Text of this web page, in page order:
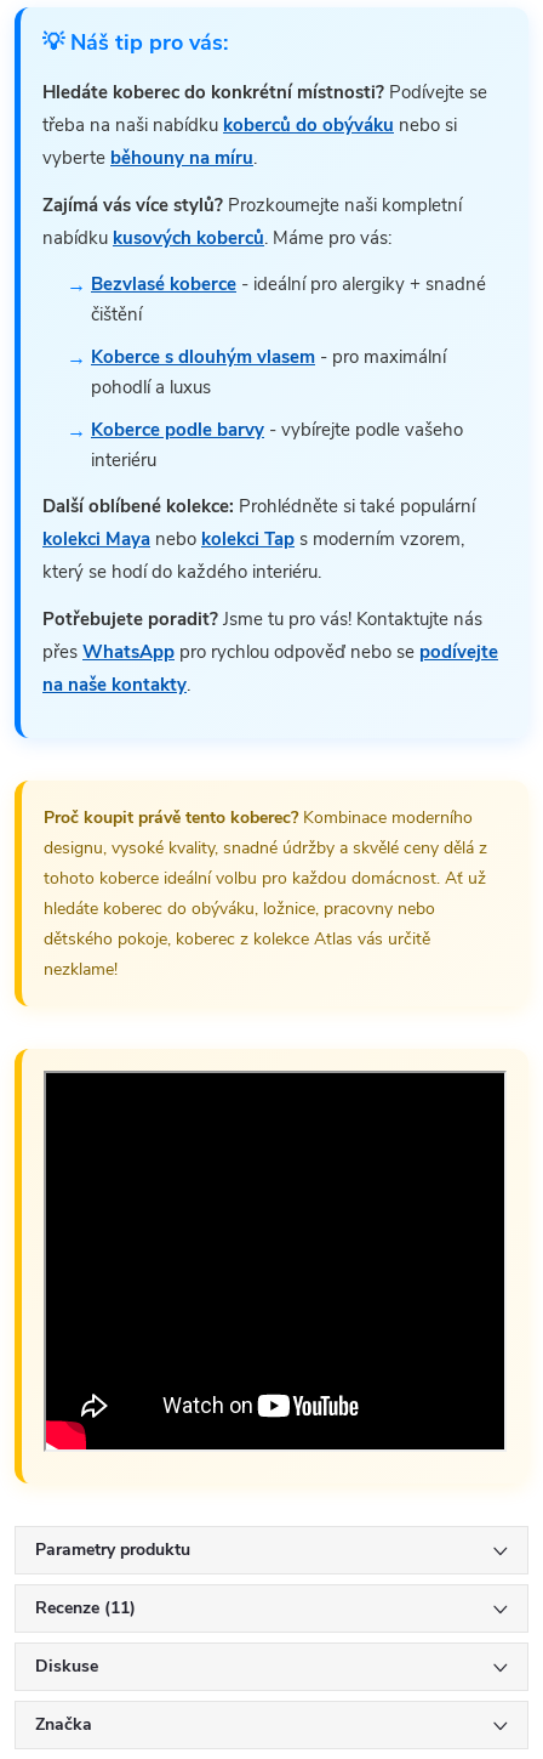
💡 Náš tip pro vás:
Hledáte koberec do konkrétní místnosti? Podívejte se
třeba na naši nabídku koberců do obýváku nebo si
vyberte běhouny na míru.
Zajímá vás více stylů? Prozkoumejte naši kompletní
nabídku kusových koberců. Máme pro vás:
Bezvlasé koberce - ideální pro alergiky + snadné
čištění
Koberce s dlouhým vlasem - pro maximální
pohodlí a luxus
Koberce podle barvy - vybírejte podle vašeho
interiéru
Další oblíbené kolekce: Prohlédněte si také populární
kolekci Maya nebo kolekci Tap s moderním vzorem,
který se hodí do každého interiéru.
Potřebujete poradit? Jsme tu pro vás! Kontaktujte nás
přes WhatsApp pro rychlou odpověď nebo se podívejte
na naše kontakty.
Proč koupit právě tento koberec?Kombinace moderního
designu, vysoké kvality, snadné údržby a skvělé ceny dělá z
tohoto koberce ideální volbu pro každou domácnost. Ať už
hledáte koberec do obýváku, ložnice, pracovny nebo
dětského pokoje, koberec z kolekce Atlas vás určitě
nezklame!
Parametry produktu
Recenze (11)
Diskuse
Značka